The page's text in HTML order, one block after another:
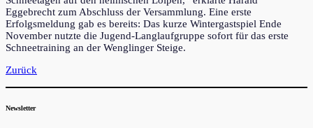
Eggebrecht zum Abschluss der Versammlung. Eine erste
Erfolgsmeldung gab es bereits: Das kurze Wintergastspiel Ende
November nutzte die Jugend-Langlaufgruppe sofort für das erste
Schneetraining an der Wenglinger Steige.
Zurück
Newsletter